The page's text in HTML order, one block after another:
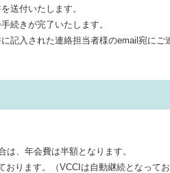
送付いたします。
続きが完了いたします。
記入された連絡担当者様のemail宛にご
、年会費は半額となります。
ります。（VCCIは自動継続となってお